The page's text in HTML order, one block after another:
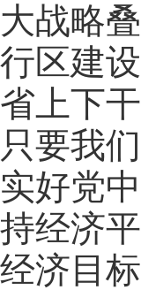
大战略
行区建
省上下
只要我
实好党
持经济
经济目标